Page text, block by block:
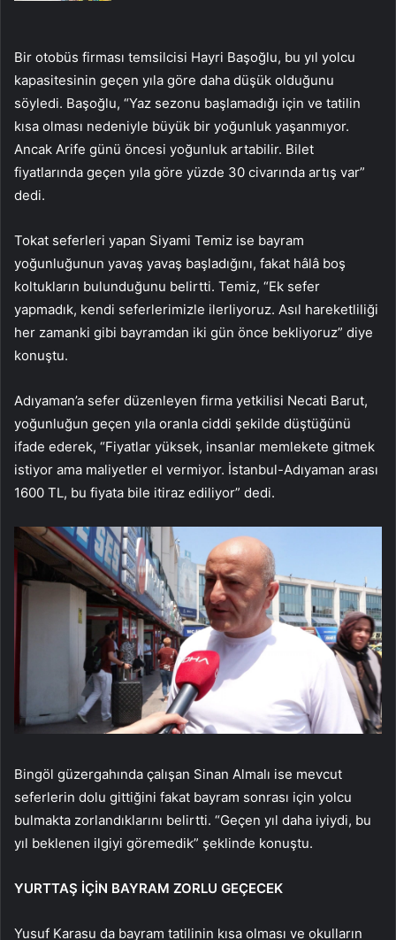
Bir otobüs firması temsilcisi Hayri Başoğlu, bu yıl yolcu
kapasitesinin geçen yıla göre daha düşük olduğunu
söyledi. Başoğlu, “Yaz sezonu başlamadığı için ve tatilin
kısa olması nedeniyle büyük bir yoğunluk yaşanmıyor.
Ancak Arife günü öncesi yoğunluk artabilir. Bilet
fiyatlarında geçen yıla göre yüzde 30 civarında artış var”
dedi.
Tokat seferleri yapan Siyami Temiz ise bayram
yoğunluğunun yavaş yavaş başladığını, fakat hâlâ boş
koltukların bulunduğunu belirtti. Temiz, “Ek sefer
yapmadık, kendi seferlerimizle ilerliyoruz. Asıl hareketliliği
her zamanki gibi bayramdan iki gün önce bekliyoruz” diye
konuştu.
Adıyaman’a sefer düzenleyen firma yetkilisi Necati Barut,
yoğunluğun geçen yıla oranla ciddi şekilde düştüğünü
ifade ederek, “Fiyatlar yüksek, insanlar memlekete gitmek
istiyor ama maliyetler el vermiyor. İstanbul-Adıyaman arası
1600 TL, bu fiyata bile itiraz ediliyor” dedi.
Bingöl güzergahında çalışan Sinan Almalı ise mevcut
seferlerin dolu gittiğini fakat bayram sonrası için yolcu
bulmakta zorlandıklarını belirtti. “Geçen yıl daha iyiydi, bu
yıl beklenen ilgiyi göremedik” şeklinde konuştu.
YURTTAŞ İÇİN BAYRAM ZORLU GEÇECEK
Yusuf Karasu da bayram tatilinin kısa olması ve okulların